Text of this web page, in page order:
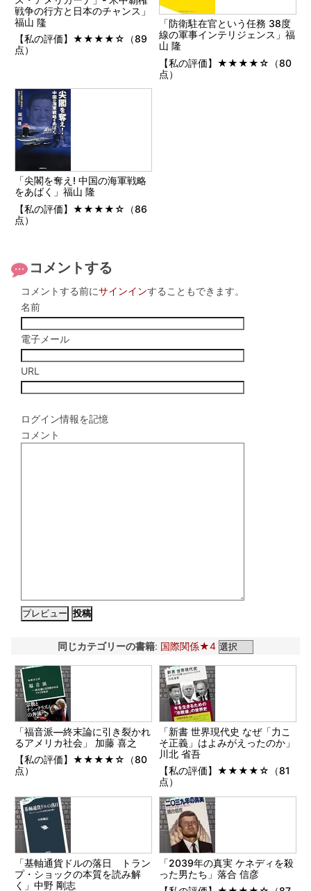
戦争の行方と日本のチャンス」
福山 隆
【私の評価】★★★★☆（89
点）
「防衛駐在官という任務 38度
線の軍事インテリジェンス」福
山 隆
【私の評価】★★★★☆（80
点）
「尖閣を奪え! 中国の海軍戦略
をあばく」福山 隆
【私の評価】★★★★☆（86
点）
コメントする
コメントする前にサインインすることもできます。
名前
電子メール
URL
ログイン情報を記憶
コメント
同じカテゴリーの書籍: 国際関係★4
「福音派―終末論に引き裂かれ
るアメリカ社会」 加藤 喜之
【私の評価】★★★★☆（80
点）
「新書 世界現代史 なぜ「力こ
そ正義」はよみがえったのか」
川北 省吾
【私の評価】★★★★☆（81
点）
「基軸通貨ドルの落日 トラン
プ・ショックの本質を読み解
く」中野 剛志
「2039年の真実 ケネディを殺
った男たち」落合 信彦